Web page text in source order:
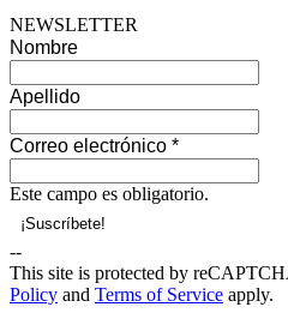
NEWSLETTER
Nombre
Apellido
Correo electrónico *
Este campo es obligatorio.
--
This site is protected by
Policy and Terms of Service apply.